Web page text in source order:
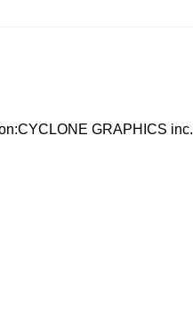
GRAPHICS inc.